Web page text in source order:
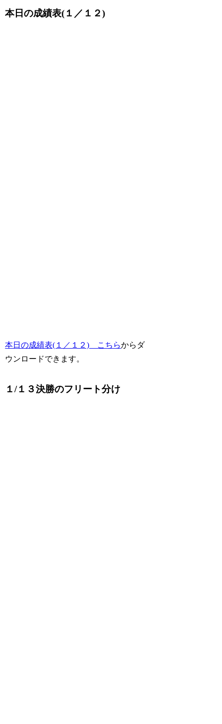
本日の成績表(１／１２)
本日の成績表(１／１２) こちらからダ
ウンロードできます。
１/１３決勝のフリート分け